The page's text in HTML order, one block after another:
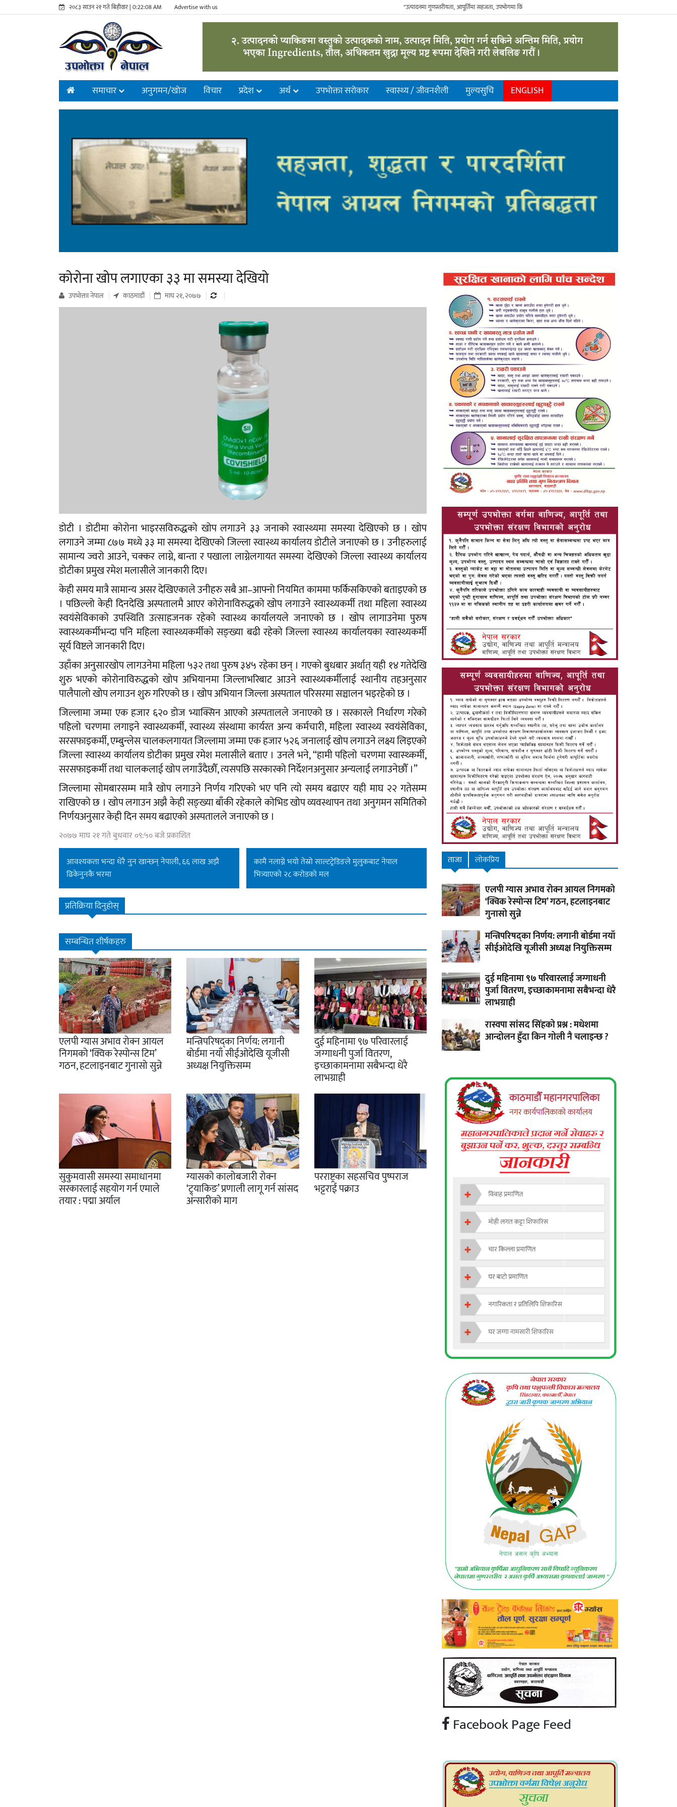
२०८३ साउन २१ गते बिहीवार | 0:22:09 AM Advertise with us "उत्पादनमा गुणस्तरीयता, आपूर्तिमा सहजता, उपभोगमा विवेकशीलता" - The Sustainable Consumer.
समाचार अनुगमन/खाेज विचार प्रदेश अर्थ उपभाेक्ता सरोकार स्वास्थ्य / जीवनशैली मुल्यसुचि ENGLISH
कोरोना खोप लगाएका ३३ मा समस्या देखियो
उपभाेक्ता नेपाल काठमाडौं माघ २१, २०७७
डोटी । डोटीमा कोरोना भाइरसविरुद्धको खोप लगाउने ३३ जनाको स्वास्थ्यमा समस्या देखिएको छ । खोप
लगाउने जम्मा ८७७ मध्ये ३३ मा समस्या देखिएको जिल्ला स्वास्थ्य कार्यालय डोटीले जनाएको छ । उनीहरुलाई
सामान्य ज्वरो आउने, चक्कर लाग्ने, बान्ता र पखाला लाग्नेलगायत समस्या देखिएको जिल्ला स्वास्थ्य कार्यालय
डोटीका प्रमुख रमेश मलासीले जानकारी दिए।
केही समय मात्रै सामान्य असर देखिएकाले उनीहरु सबै आ–आफ्नो नियमित काममा फर्किसकिएको बताइएको छ
। पछिल्लो केही दिनदेखि अस्पतालमै आएर कोरोनाविरुद्धको खोप लगाउने स्वास्थ्यकर्मी तथा महिला स्वास्थ्य
स्वयंसेविकाको उपस्थिति उत्साहजनक रहेको स्वास्थ्य कार्यालयले जनाएको छ । खोप लागाउनेमा पुरुष
स्वास्थ्यकर्मीभन्दा पनि महिला स्वास्थ्यकर्मीको सङ्ख्या बढी रहेको जिल्ला स्वास्थ्य कार्यालयका स्वास्थ्यकर्मी
सूर्य विष्टले जानकारी दिए।
उहाँका अनुसारखोप लागउनेमा महिला ५३२ तथा पुरुष ३४५ रहेका छन् । गएको बुधबार अर्थात् यही १४ गतेदेखि
शुरु भएको कोरोनाविरुद्धको खोप अभियानमा जिल्लाभरिबाट आउने स्वास्थ्यकर्मीलाई स्थानीय तहअनुसार
पालैपालो खोप लगाउन शुरु गरिएको छ । खोप अभियान जिल्ला अस्पताल परिसरमा सञ्चालन भइरहेको छ ।
जिल्लामा जम्मा एक हजार ६२० डोज भ्याक्सिन आएको अस्पतालले जनाएको छ । सरकारले निर्धारण गरेको
पहिलो चरणमा लगाइने स्वास्थ्यकर्मी, स्वास्थ्य संस्थामा कार्यरत अन्य कर्मचारी, महिला स्वास्थ्य स्वयंसेविका,
सरसफाइकर्मी, एम्बुन्लेस चालकलगायत जिल्लामा जम्मा एक हजार ५२६ जनालाई खोप लगाउने लक्ष्य लिइएको
जिल्ला स्वास्थ्य कार्यालय डोटीका प्रमुख रमेश मलासीले बताए । उनले भने, “हामी पहिलो चरणमा स्वास्थ्कर्मी,
सरसफाइकर्मी तथा चालकलाई खोप लगाउँदैछौँ, त्यसपछि सरकारको निर्देशनअनुसार अन्यलाई लगाउनेछौँ ।”
जिल्लामा सोमबारसम्म मात्रै खोप लगाउने निर्णय गरिएको भए पनि त्यो समय बढाएर यही माघ २२ गतेसम्म
राखिएको छ । खोप लगाउन अझै केही सङ्ख्या बाँकी रहेकाले कोभिड खोप व्यवस्थापन तथा अनुगमन समितिको
निर्णयअनुसार केही दिन समय बढाएको अस्पतालले जनाएको छ ।
२०७७ माघ २१ गते बुधवार ०९:५० बजे प्रकाशित
आवश्यकता भन्दा धेरै नुन खान्छन् नेपाली, ६६ लाख अझै
ढिकेनुनकै भरमा
कामै नलाग्ने भयो तेस्रो साल्टट्रेडिङले मुलुकबाट नेपाल
भित्र्याएको २८ करोडको मल
प्रतिक्रिया दिनुहोस्
सम्बन्धित शीर्षकहरु
एलपी ग्यास अभाव रोक्न आयल
निगमको ‘क्विक रेस्पोन्स टिम’
गठन, हटलाइनबाट गुनासो सुन्ने
मन्त्रिपरिषद्का निर्णय: लगानी
बोर्डमा नयाँ सीईओदेखि यूजीसी
अध्यक्ष नियुक्तिसम्म
दुई महिनामा ९७ परिवारलाई
जग्गाधनी पुर्जा वितरण,
इच्छाकामनामा सबैभन्दा धेरै
लाभग्राही
सुकुमवासी समस्या समाधानमा
सरकारलाई सहयोग गर्न एमाले
तयार : पद्मा अर्याल
ग्यासको कालोबजारी रोक्न
‘ट्र्याकिङ’ प्रणाली लागू गर्न सांसद
अन्सारीको माग
परराष्ट्रका सहसचिव पुष्पराज
भट्टराई पक्राउ
ताजा लाेकप्रिय
एलपी ग्यास अभाव रोक्न आयल निगमको
‘क्विक रेस्पोन्स टिम’ गठन, हटलाइनबाट
गुनासो सुन्ने
मन्त्रिपरिषद्का निर्णय: लगानी बोर्डमा नयाँ
सीईओदेखि यूजीसी अध्यक्ष नियुक्तिसम्म
दुई महिनामा ९७ परिवारलाई जग्गाधनी
पुर्जा वितरण, इच्छाकामनामा सबैभन्दा धेरै
लाभग्राही
रास्वपा सांसद सिंहको प्रश्न : मधेशमा
आन्दोलन हुँदा किन गोली नै चलाइन्छ ?
Facebook Page Feed